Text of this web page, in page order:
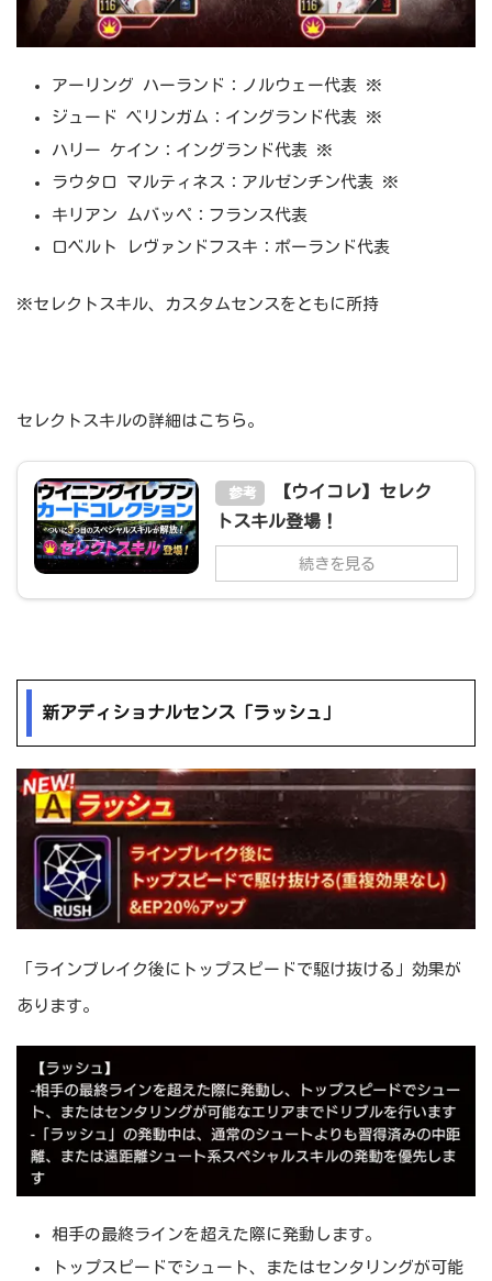
アーリング ハーランド：ノルウェー代表 ※
ジュード ベリンガム：イングランド代表 ※
ハリー ケイン：イングランド代表 ※
ラウタロ マルティネス：アルゼンチン代表 ※
キリアン ムバッペ：フランス代表
ロベルト レヴァンドフスキ：ポーランド代表
※セレクトスキル、カスタムセンスをともに所持
セレクトスキルの詳細はこちら。
参考
【ウイコレ】セレク
トスキル登場！
続きを見る
新アディショナルセンス「ラッシュ」
「ラインブレイク後にトップスピードで駆け抜ける」効果が
あります。
相手の最終ラインを超えた際に発動します。
トップスピードでシュート、またはセンタリングが可能